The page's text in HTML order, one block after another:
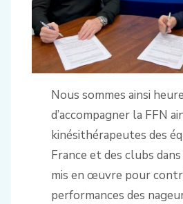
Nous sommes ainsi
d’accompagner la FFN
kinésithérapeutes des
France et des clubs
mis en œuvre pour
performances des